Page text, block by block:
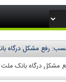
رفع مشکل درگاه
مشکل درگاه بانک ملت